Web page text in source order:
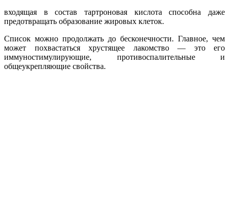
входящая в состав тартроновая кислота способна даже
предотвращать образование жировых клеток.
Список можно продолжать до бесконечности. Главное, чем
может похвастаться хрустящее лакомство — это его
иммуностимулирующие, противоспалительные и
общеукрепляющие свойства.